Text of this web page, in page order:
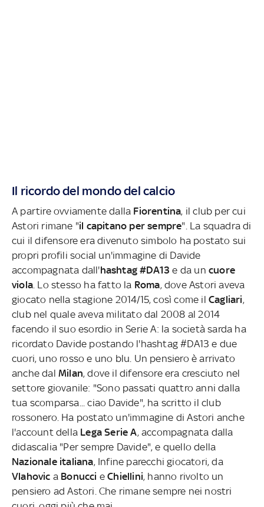
Il ricordo del mondo del calcio
A partire ovviamente dalla Fiorentina, il club per cui
Astori rimane "il capitano per sempre". La squadra di
cui il difensore era divenuto simbolo ha postato sui
propri profili social un'immagine di Davide
accompagnata dall'hashtag #DA13e da uncuore
viola . Lo stesso ha fatto la Roma, dove Astori aveva
giocato nella stagione 2014/15, così come il Cagliari,
club nel quale aveva militato dal 2008 al 2014
facendo il suo esordio in Serie A: la società sarda ha
ricordato Davide postando l'hashtag #DA13 e due
cuori, uno rosso e uno blu. Un pensiero è arrivato
anche dal Milan, dove il difensore era cresciuto nel
settore giovanile: "Sono passati quattro anni dalla
tua scomparsa... ciao Davide", ha scritto il club
rossonero. Ha postato un'immagine di Astori anche
l'account della Lega Serie A, accompagnata dalla
didascalia "Per sempre Davide", e quello della
Nazionale italiana, Infine parecchi giocatori, da
Vlahovic a Bonucci eChiellini, hanno rivolto un
pensiero ad Astori. Che rimane sempre nei nostri